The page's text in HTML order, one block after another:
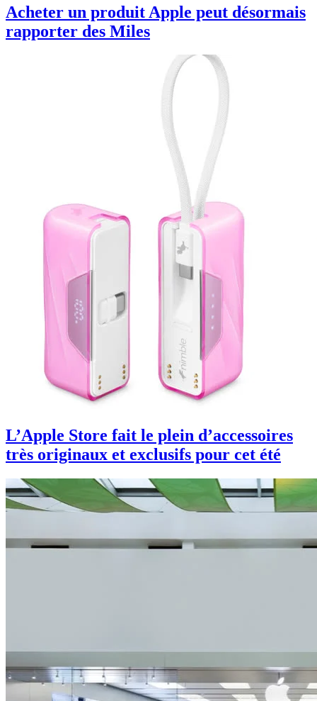
Acheter un produit Apple peut désormais
rapporter des Miles
L’Apple Store fait le plein d’accessoires
très originaux et exclusifs pour cet été